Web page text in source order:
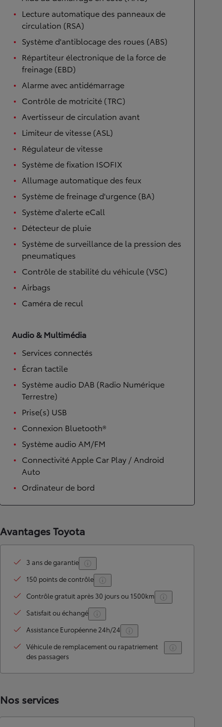
Lecture automatique des panneaux de
circulation (RSA)
Système d'antiblocage des roues (ABS)
Répartiteur électronique de la force de
freinage (EBD)
Alarme avec antidémarrage
Contrôle de motricité (TRC)
Avertisseur de circulation avant
Limiteur de vitesse (ASL)
Régulateur de vitesse
Système de fixation ISOFIX
Allumage automatique des feux
Système de freinage d'urgence (BA)
Système d'alerte eCall
Détecteur de pluie
Système de surveillance de la pression des
pneumatiques
Contrôle de stabilité du véhicule (VSC)
Airbags
Caméra de recul
Audio & Multimédia
Services connectés
Écran tactile
Système audio DAB (Radio Numérique
Terrestre)
Prise(s) USB
Connexion Bluetooth®
Système audio AM/FM
Connectivité Apple Car Play / Android
Auto
Ordinateur de bord
Avantages Toyota
3 ans de garantie
150 points de contrôle
Contrôle gratuit après 30 jours ou 1500km
Satisfait ou échangé
Assistance Européenne 24h/24
Véhicule de remplacement ou rapatriement
des passagers
Nos services